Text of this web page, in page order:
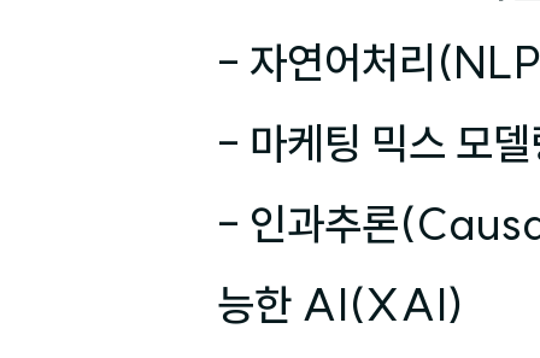
- 자연어처리
- 마케팅 믹스 모
- 인과추론
능한 AI(XAI)